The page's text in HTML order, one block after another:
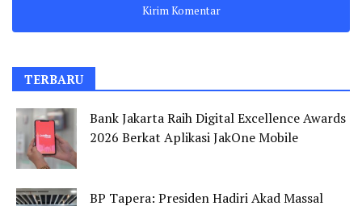
TERBARU
Bank Jakarta Raih Digital Excellence Awards
2026 Berkat Aplikasi JakOne Mobile
BP Tapera: Presiden Hadiri Akad Massal